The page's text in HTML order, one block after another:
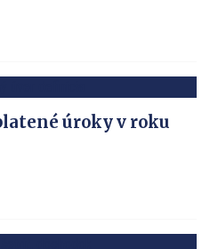
úroky v roku